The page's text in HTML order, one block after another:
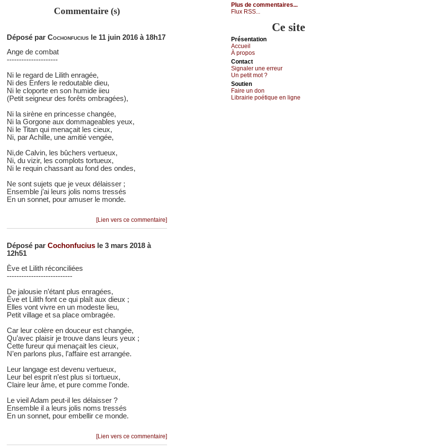
Commentaire (s)
Déposé par Cochonfucius le 11 juin 2016 à 18h17
Ange de combat
---------------------
Ni le regard de Lilith enragée,
Ni des Enfers le redoutable dieu,
Ni le cloporte en son humide iieu
(Petit seigneur des forêts ombragées),
Ni la sirène en princesse changée,
Ni la Gorgone aux dommageables yeux,
Ni le Titan qui menaçait les cieux,
Ni, par Achille, une amitié vengée,
Ni,de Calvin, les bûchers vertueux,
Ni, du vizir, les complots tortueux,
Ni le requin chassant au fond des ondes,
Ne sont sujets que je veux délaisser ;
Ensemble j’ai leurs jolis noms tressés
En un sonnet, pour amuser le monde.
[Lien vers ce commentaire]
Déposé par Cochonfucius le 3 mars 2018 à
12h51
Ève et Lilith réconciliées
---------------------------
De jalousie n’étant plus enragées,
Ève et Lilith font ce qui plaît aux dieux ;
Elles vont vivre en un modeste lieu,
Petit village et sa place ombragée.
Car leur colère en douceur est changée,
Qu’avec plaisir je trouve dans leurs yeux ;
Cette fureur qui menaçait les cieux,
N’en parlons plus, l’affaire est arrangée.
Leur langage est devenu vertueux,
Leur bel esprit n’est plus si tortueux,
Claire leur âme, et pure comme l’onde.
Le vieil Adam peut-il les délaisser ?
Ensemble il a leurs jolis noms tressés
En un sonnet, pour embellir ce monde.
[Lien vers ce commentaire]
Plus de commentaires...
Flux RSS...
Ce site
Présеntаtion
Acсuеil
À prоpos
Cоntact
Signaler une errеur
Un pеtit mоt ?
Sоutien
Fаirе un dоn
Librairiе pоétique en lignе